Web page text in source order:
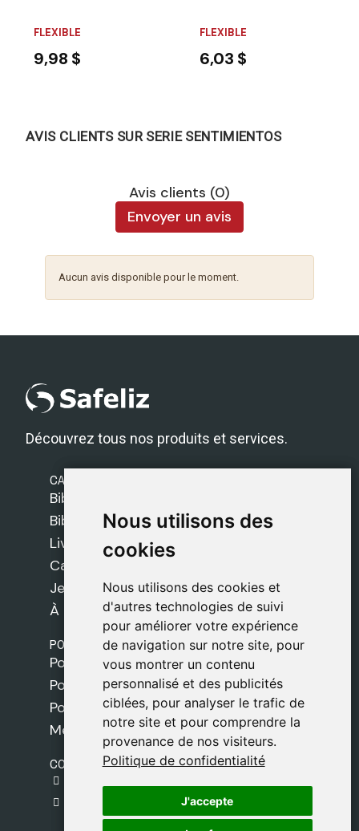
Nous utilisons des
cookies
Nous utilisons des cookies et
d'autres technologies de suivi
pour améliorer votre expérience
de navigation sur notre site, pour
vous montrer un contenu
personnalisé et des publicités
ciblées, pour analyser le trafic de
notre site et pour comprendre la
provenance de nos visiteurs.
Politique de confidentialité
J'accepte
Nous utilisons des
cookies
Nous utilisons des cookies et
d'autres technologies de suivi
pour améliorer votre expérience
de navigation sur notre site, pour
vous montrer un contenu
personnalisé et des publicités
ciblées, pour analyser le trafic de
notre site et pour comprendre la
provenance de nos visiteurs.
Politique de confidentialité
J'accepte
FLEXIBLE
9,98 $
FLEXIBLE
6,03 $
AVIS CLIENTS SUR SERIE SENTIMIENTOS
Avis clients (0)
Envoyer un avis
Aucun avis disponible pour le moment.
Découvrez tous nos produits et services.
CATÉGORIES
Bibles Safeliz
Bibles
Livres
Cadeaux
Jeux
À propos de nous
POLITIQUES
Politique de livraison
Politique de cookies
Politique de confidentialité
Mentions légales
CONTACT
C. del Pradillo, 6, 28770 Colmenar Viejo,
Madrid